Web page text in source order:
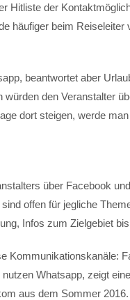
Hitliste der
häufiger beim Reiseleiter
beantwortet aber
den Veranstalter
dort steigen, werde
über Facebook
offen für jegliche
Infos zum Zielgebiet
Kommunikationskanäle:
Whatsapp, zeigt
aus dem Sommer